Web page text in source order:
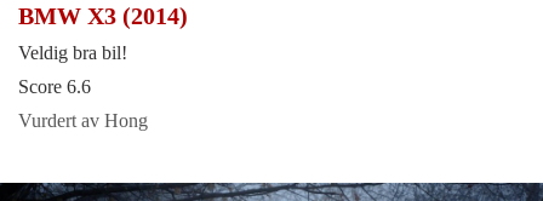
BMW X3 (2014)
Veldig bra bil!
Score 6.6
Vurdert av Hong